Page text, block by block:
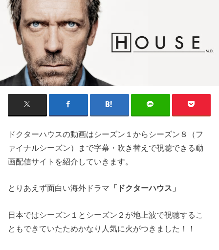
ドクターハウスの動画はシーズン１からシーズン８（フ
ァイナルシーズン）まで字幕・吹き替えで視聴できる動
画配信サイトを紹介していきます。
とりあえず面白い海外ドラマ 「ドクターハウス」
日本ではシーズン１とシーズン２が地上波で視聴するこ
ともできていたためかなり人気に火がつきました！！